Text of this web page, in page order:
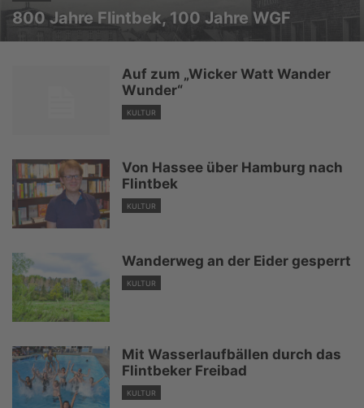
800 Jahre Flintbek, 100 Jahre WGF
Auf zum „Wicker Watt Wander
Wunder“
KULTUR
Von Hassee über Hamburg nach
Flintbek
KULTUR
Wanderweg an der Eider gesperrt
KULTUR
Mit Wasserlaufbällen durch das
Flintbeker Freibad
KULTUR